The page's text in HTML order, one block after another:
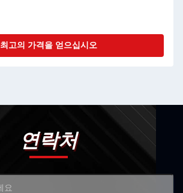
최고의 가격을 얻으십시오
연락처